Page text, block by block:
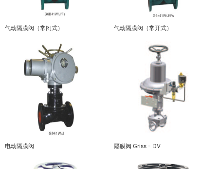
气动隔膜阀（常闭式） 气动隔膜阀（常开式）
电动隔膜阀 隔膜阀 Griss - DV